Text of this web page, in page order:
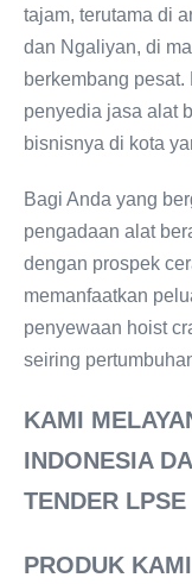
tajam, terutama di
dan Ngaliyan, di
berkembang
penyedia jasa alat
bisnisnya di kota
Bagi Anda yang
pengadaan alat
dengan prospek
memanfaatkan
penyewaan hoist
seiring
KAMI
INDONESIA
TENDER LPSE
PRODUK KAMI